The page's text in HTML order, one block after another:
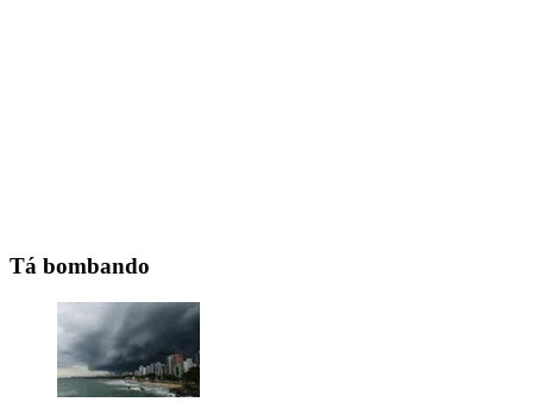
Tá bombando